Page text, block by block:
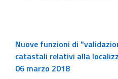
Nuove funzioni di
catastali relativi alla
06 marzo 2018